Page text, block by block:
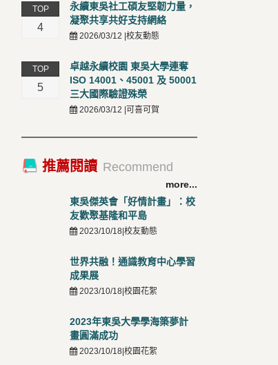
TOP
4
永續東吳社工碩友堅韌力量，
凝聚共享共好支持網絡
2026/03/12 |校友動態
TOP
5
卓越永續校園 東吳大學連奪
ISO 14001、45001 及 50001
三大國際驗證殊榮
2026/03/12 |可喜可賀
推薦閱讀 Recommend
more...
東吳傑英會「好情計畫」：校
友歡聚基隆和平島
2023/10/18|校友動態
世界共融！通識教育中心學習
成果展
2023/10/18|校園花絮
2023年東吳大學學海築夢計
畫圓滿成功
2023/10/18|校園花絮